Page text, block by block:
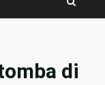
di